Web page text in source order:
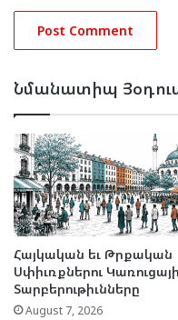
Նմանատիպ
Հայկական եւ Թրքական
Սփիւռքներու
Տարբերութիւնները
August 7, 2026